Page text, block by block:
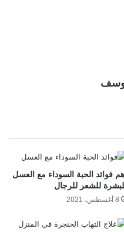
فوائد الحبة السوداء مع العسل
للشعر للرجال
8 أغسطس، 2021